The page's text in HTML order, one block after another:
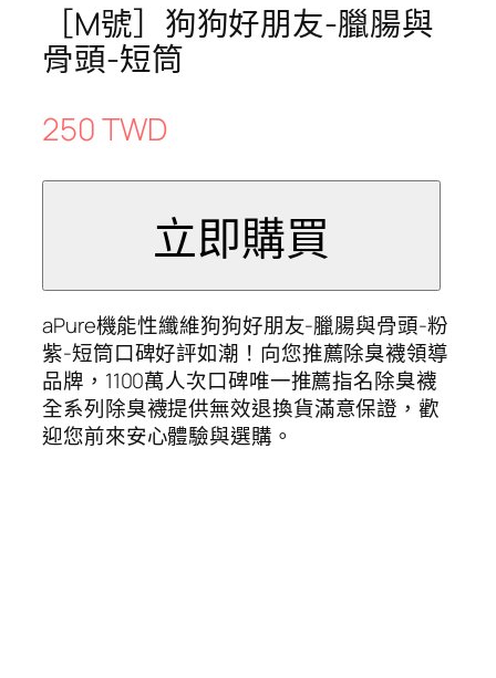
［M號］狗狗好朋友-臘腸與
骨頭-短筒
250 TWD
aPure機能性纖維狗狗好朋友-臘腸與骨頭-粉
紫-短筒口碑好評如潮！向您推薦除臭襪領導
品牌，1100萬人次口碑唯一推薦指名除臭襪
全系列除臭襪提供無效退換貨滿意保證，歡
迎您前來安心體驗與選購。